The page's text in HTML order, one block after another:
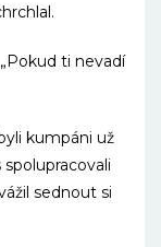
ti nevadí
kumpáni už
sednout si